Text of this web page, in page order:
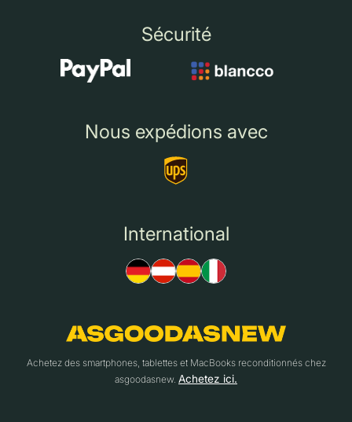
Sécurité
Nous expédions avec
International
Achetez des smartphones, tablettes et MacBooks reconditionnés chez
asgoodasnew. Achetez ici.